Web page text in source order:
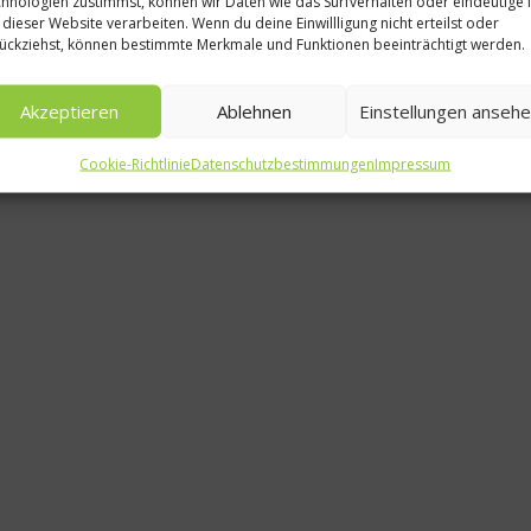
dieser Website verarbeiten. Wenn du deine Einwillligung nicht erteilst oder
können bestimmte Merkmale und Funktionen beeinträchtigt werden.
Akzeptieren Ablehnen Einstellungen
Cookie-RichtlinieDatenschutzbestimmungenImpressum
News
Münchener
backt